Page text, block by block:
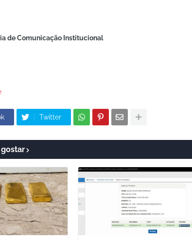
de Comunicação Institucional
Twitter